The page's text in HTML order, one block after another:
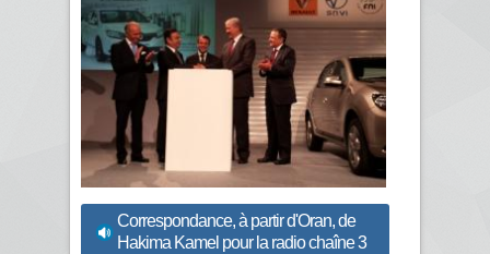
Correspondance, à partir d'Oran, de
Hakima Kamel pour la radio chaîne 3